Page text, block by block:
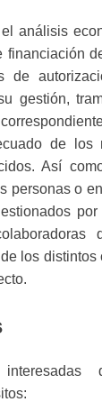
análisis
financiación
de
gestión,
de los
Así
personas o
los